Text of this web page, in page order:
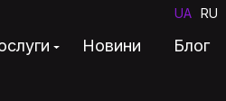
UA RU
Новини Блог